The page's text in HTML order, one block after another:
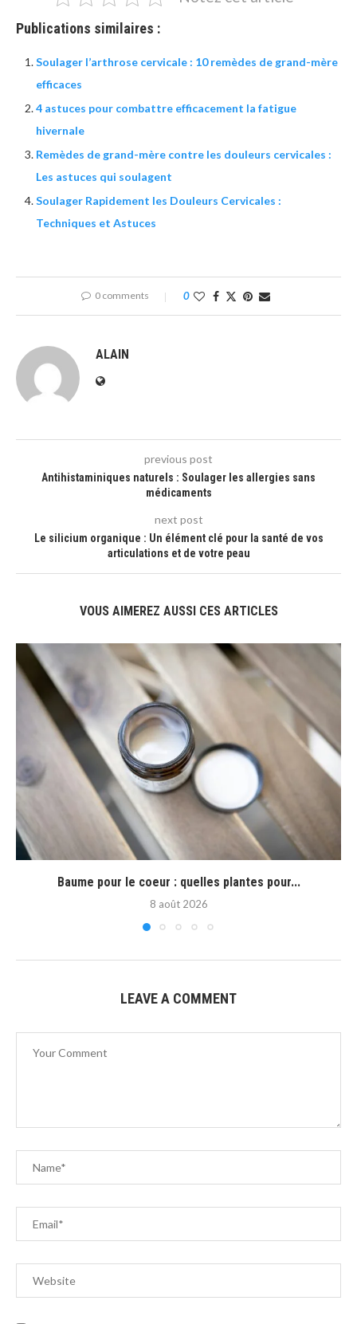
Publications similaires :
Soulager l’arthrose cervicale : 10 remèdes de grand-mère
efficaces
4 astuces pour combattre efficacement la fatigue
hivernale
Remèdes de grand-mère contre les douleurs cervicales :
Les astuces qui soulagent
Soulager Rapidement les Douleurs Cervicales :
Techniques et Astuces
0 comments 0
ALAIN
previous post
Antihistaminiques naturels : Soulager les allergies sans
médicaments
next post
Le silicium organique : Un élément clé pour la santé de vos
articulations et de votre peau
VOUS AIMEREZ AUSSI CES ARTICLES
Baume pour le coeur : quelles plantes pour...
8 août 2026
LEAVE A COMMENT